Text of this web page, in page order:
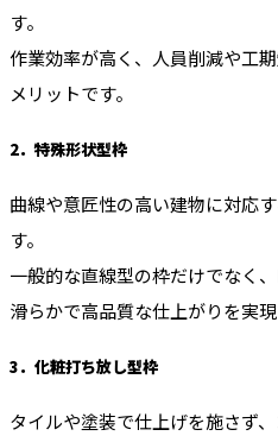
す。
作業効率が高く、人員削減や工
メリットです。
2．特殊形状型枠
曲線や意匠性の高い建物に対応
す。
一般的な直線型の枠だけでなく
滑らかで高品質な仕上がりを実現
3．化粧打ち放し型枠
タイルや塗装で仕上げを施さず